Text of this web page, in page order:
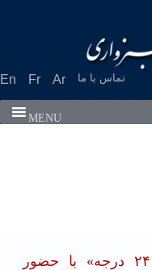
En Fr Ar تماس با ما
MENU
برگزاری همایش علمی «مدار ۲۴ درجه» با حضور